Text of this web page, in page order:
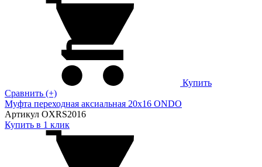
Купить
Сравнить (+)
Муфта переходная аксиальная 20х16 ONDO
Артикул OXRS2016
Купить в 1 клик